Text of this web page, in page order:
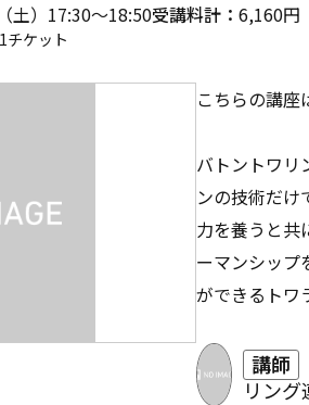
土）17:30～18:50受講料計： 6,160円
チケット
こちらの講座
バトントワリ
ンの技術だけ
力を養うと共
ーマンシップ
ができるトワ
講師
リン